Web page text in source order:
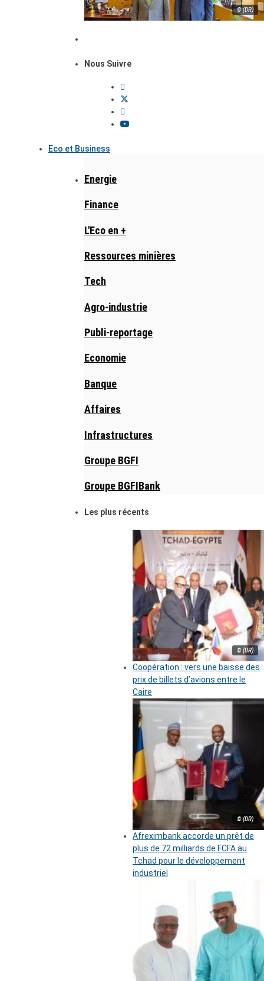
© (DR)
Nous Suivre
Eco et Business
Energie
Finance
L'Eco en +
Ressources minières
Tech
Agro-industrie
Publi-reportage
Economie
Banque
Affaires
Infrastructures
Groupe BGFI
Groupe BGFIBank
Les plus récents
© (DR)
Coopération : vers une baisse des
prix de billets d’avions entre le
Caire
© (DR)
Afreximbank accorde un prêt de
plus de 72 milliards de FCFA au
Tchad pour le développement
industriel